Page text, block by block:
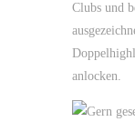
Clubs und
anlocken.